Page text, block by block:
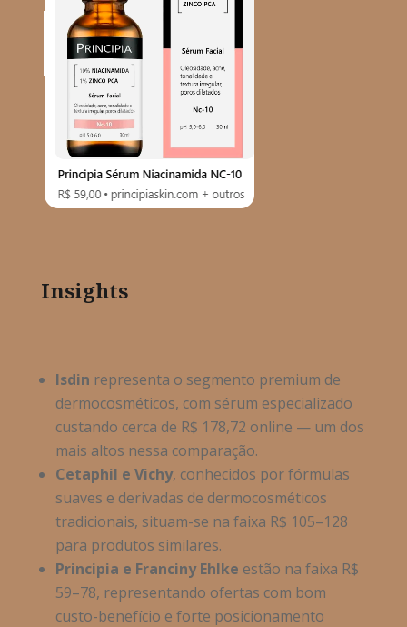
Insights
Isdin representa o segmento premium de
dermocosméticos, com sérum especializado
custando cerca de R$ 178,72 online — um dos
mais altos nessa comparação.
Cetaphil e Vichy, conhecidos por fórmulas
suaves e derivadas de dermocosméticos
tradicionais, situam-se na faixa R$ 105–128
para produtos similares.
Principia e Franciny Ehlke estão na faixa R$
59–78, representando ofertas com bom
custo-benefício e forte posicionamento